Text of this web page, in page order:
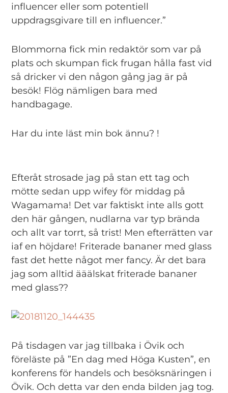
influencer eller som potentiell
uppdragsgivare till en influencer.”
Blommorna fick min redaktör som var på
plats och skumpan fick frugan hålla fast vid
så dricker vi den någon gång jag är på
besök! Flög nämligen bara med
handbagage.
Har du inte läst min bok ännu? !
Efteråt strosade jag på stan ett tag och
mötte sedan upp wifey för middag på
Wagamama! Det var faktiskt inte alls gott
den här gången, nudlarna var typ brända
och allt var torrt, så trist! Men efterrätten var
iaf en höjdare! Friterade bananer med glass
fast det hette något mer fancy. Är det bara
jag som alltid ääälskat friterade bananer
med glass??
På tisdagen var jag tillbaka i Övik och
föreläste på ”En dag med Höga Kusten”, en
konferens för handels och besöksnäringen i
Övik. Och detta var den enda bilden jag tog.